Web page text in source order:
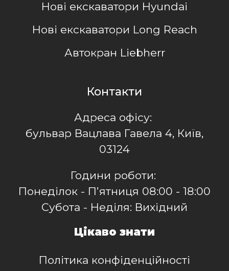
Нові екскаватори Hyundai
Нові екскаватори Long Reach
Автокран Liebherr
Контакти
Адреса офісу:
бульвар Вацлава Гавела 4, Київ,
03124
Години роботи:
Понеділок - Пʼятниця 08:00 - 18:00
Субота - Неділя: Вихідний
Цікаво знати
Політика конфіденційності